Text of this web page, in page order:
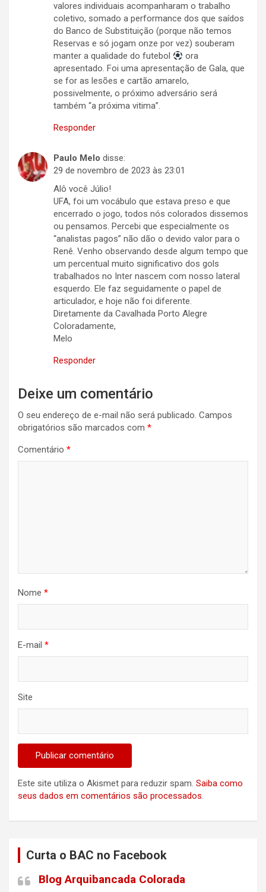
valores individuais acompanharam o trabalho
coletivo, somado a performance dos que saídos
do Banco de Substituição (porque não temos
Reservas e só jogam onze por vez) souberam
manter a qualidade do futebol
ora
apresentado. Foi uma apresentação de Gala, que
se for as lesões e cartão amarelo,
possivelmente, o próximo adversário será
também “a próxima vitima”.
Responder
Paulo Melo disse:
29 de novembro de 2023 às 23:01
Alô você Júlio!
UFA, foi um vocábulo que estava preso e que
encerrado o jogo, todos nós colorados dissemos
ou pensamos. Percebi que especialmente os
“analistas pagos” não dão o devido valor para o
Renê. Venho observando desde algum tempo que
um percentual muito significativo dos gols
trabalhados no Inter nascem com nosso lateral
esquerdo. Ele faz seguidamente o papel de
articulador, e hoje não foi diferente.
Diretamente da Cavalhada Porto Alegre
Coloradamente,
Melo
Responder
Deixe um comentário
O seu endereço de e-mail não será publicado. Campos
obrigatórios são marcados com *
Comentário *
Nome *
E-mail *
Site
Este site utiliza o Akismet para reduzir spam. Saiba como
seus dados em comentários são processados.
Curta o BAC no Facebook
Blog Arquibancada Colorada